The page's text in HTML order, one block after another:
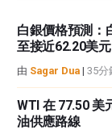
白銀價格預測：
至接近62.20美元
由 Sagar Dua | 35分
WTI 在 77.50 美
油供應路線